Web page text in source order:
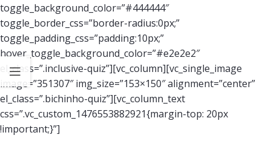
toggle_background_color=”#444444″
toggle_border_css=”border-radius:0px;”
toggle_padding_css=”padding:10px;”
hover_toggle_background_color=”#e2e2e2″
el_class=”.inclusive-quiz”][vc_column][vc_single_image
image=”351307″ img_size=”153×150″ alignment=”center”
el_class=”.bichinho-quiz”][vc_column_text
css=”.vc_custom_1476553882921{margin-top: 20px
!important;}”]